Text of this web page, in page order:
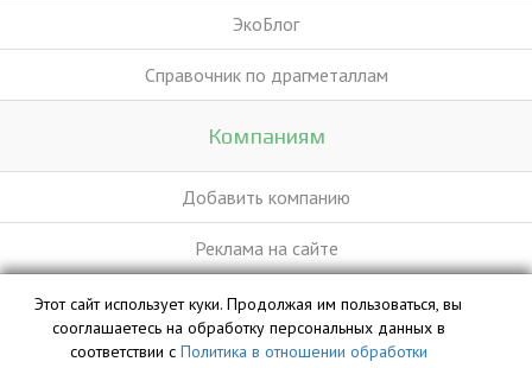
ЭкоБлог
Справочник по драгметаллам
Компаниям
Добавить компанию
Реклама на сайте
База данных сайта vyvoz.org является интеллектуальной
собственностью ООО «Профит» и охраняется законом.
Этот сайт использует куки. Продолжая им пользоваться, вы
сооглашаетесь на обработку персональных данных в
соответствии с Политика в отношении обработки